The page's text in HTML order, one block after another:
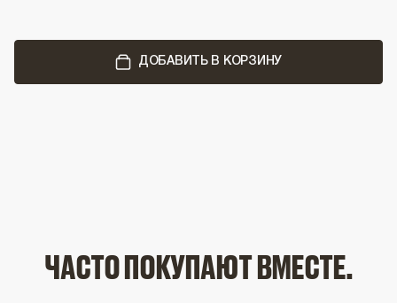
ДОБАВИТЬ В КОРЗИНУ
ЧАСТО ПОКУПАЮТ ВМЕСТЕ.